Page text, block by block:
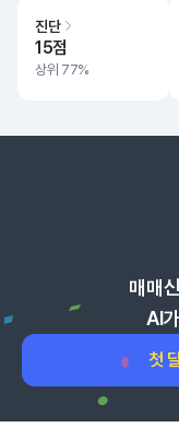
진단
15점
상위 77%
매매
AI
첫